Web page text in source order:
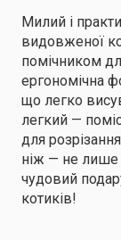
Милий і
видовженої
помічником
ергономічна
що легко
легкий —
для
ніж — не лише
чудовий
котиків!